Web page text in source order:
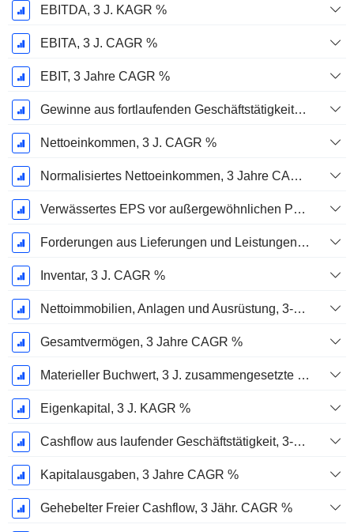
EBITDA, 3 J. KAGR %
EBITA, 3 J. CAGR %
EBIT, 3 Jahre CAGR %
Gewinne aus fortlaufenden Geschäftstätigkeiten, 3 Jahre KAGR %
Nettoeinkommen, 3 J. CAGR %
Normalisiertes Nettoeinkommen, 3 Jahre CAGR %
Verwässertes EPS vor außergewöhnlichen Posten, 3-Jahres-CAGR %
Forderungen aus Lieferungen und Leistungen, 3-Jahres-CAGR %
Inventar, 3 J. CAGR %
Nettoimmobilien, Anlagen und Ausrüstung, 3-Jahres-CAGR %
Gesamtvermögen, 3 Jahre CAGR %
Materieller Buchwert, 3 J. zusammengesetzte jährliche Wachstumsrate %
Eigenkapital, 3 J. KAGR %
Cashflow aus laufender Geschäftstätigkeit, 3-Jahres-CAGR %
Kapitalausgaben, 3 Jahre CAGR %
Gehebelter Freier Cashflow, 3 Jähr. CAGR %